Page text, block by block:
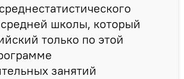
школы, который
только по этой
занятий